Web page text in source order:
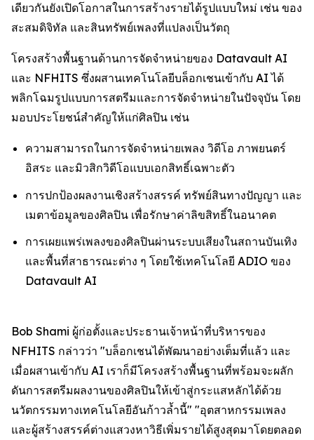
เดียวกันยังเปิดโอกาสในการสร้างรายได้รูปแบบใหม่ เช่น ของ
สะสมดิจิทัล และสินทรัพย์เพลงที่แปลงเป็นวัตถุ
โครงสร้างพื้นฐานด้านการจัดจำหน่ายของ Datavault AI
และ NFHITS ซึ่งผสานเทคโนโลยีบล็อกเชนเข้ากับ AI ได้
พลิกโฉมรูปแบบการสตรีมและการจัดจำหน่ายในปัจจุบัน โดย
มอบประโยชน์สำคัญให้แก่ศิลปิน เช่น
ความสามารถในการจัดจำหน่ายเพลง วิดีโอ ภาพยนตร์
อิสระ และมิวสิกวิดีโอแบบเอกสิทธิ์เฉพาะตัว
การปกป้องผลงานเชิงสร้างสรรค์ ทรัพย์สินทางปัญญา และ
เมตาข้อมูลของศิลปิน เพื่อรักษาค่าลิขสิทธิ์ในอนาคต
การเผยแพร่เพลงของศิลปินผ่านระบบเสียงในสถานบันเทิง
และพื้นที่สาธารณะต่าง ๆ โดยใช้เทคโนโลยี ADIO ของ
Datavault AI
Bob Shami ผู้ก่อตั้งและประธานเจ้าหน้าที่บริหารของ
NFHITS กล่าวว่า "บล็อกเชนได้พัฒนาอย่างเต็มที่แล้ว และ
เมื่อผสานเข้ากับ AI เราก็มีโครงสร้างพื้นฐานที่พร้อมจะผลัก
ดันการสตรีมผลงานของศิลปินให้เข้าสู่กระแสหลักได้ด้วย
นวัตกรรมทางเทคโนโลยีอันก้าวล้ำนี้" "อุตสาหกรรมเพลง
และผู้สร้างสรรค์ต่างแสวงหาวิธีเพิ่มรายได้สูงสุดมาโดยตลอด